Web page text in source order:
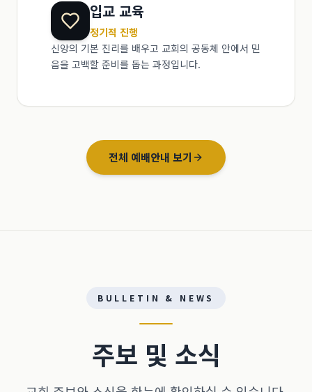
입교 교육
정기적 진행
신앙의 기본 진리를 배우고 교회의 공동체 안에서 믿
음을 고백할 준비를 돕는 과정입니다.
전체 예배안내 보기
BULLETIN & NEWS
주보 및 소식